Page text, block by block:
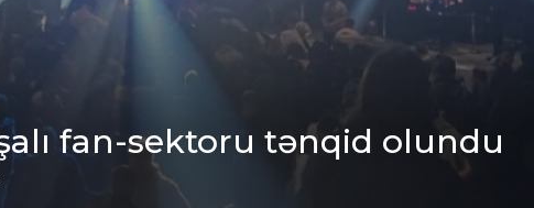
fan-sektoru tənqid olundu